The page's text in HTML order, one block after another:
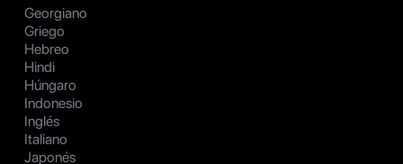
Georgiano
Griego
Hebreo
Hindi
Húngaro
Indonesio
Inglés
Italiano
Japonés